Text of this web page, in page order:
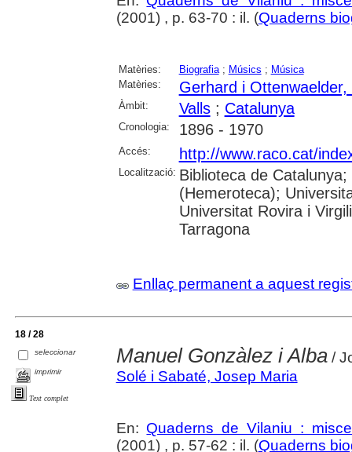
(2001) , p. 63-70 : il. (Quaderns
Matèries: Biografia; Músics ; Música
Matèries:
Gerhard i Ottenwaelder,
Àmbit: Valls; Catalunya
Cronologia: 1896 - 1970
Accés: http://www.raco.cat/
Localització: Biblioteca de
(Hemeroteca);
Universitat Rovira i
Tarragona
Enllaç permanent a aquest
18 / 28
seleccionar
imprimir
Text complet
Manuel Gonzàlez i Alba/
Solé i Sabaté, Josep Maria
En: Quaderns de Vilaniu :
(2001) , p. 57-62 : il. (Quaderns